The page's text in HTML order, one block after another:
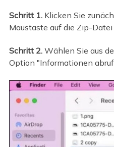
Schritt 1. Klicken Sie
Maustaste auf die Zip-Datei
Schritt 2. Wählen Sie aus
Option "Informationen